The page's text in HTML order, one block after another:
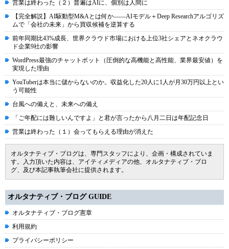
営業は終わった（２）普遍はAIに、個別は人間に
【完全解説】AI駆動型M&Aとは何か――AIモデル＋Deep Researchアルゴリズ
ムで「会社の未来」から買収候補を逆算する
前年同期比43%成長、世界クラウド市場における上位3社シェアとネオクラウ
ド企業9社の影響
WordPress最強のチャットボット（圧倒的な高機能と高性能、業界最安値）を
実現した理由
YouTuberは本当に儲からないのか。収益化した20人に1人が月30万円以上とい
う可能性
台風への備えと、未来への備え
「ご年配には難しいんですよ」と君が言ったから八月二日は年配記念日
営業は終わった（１）会ってもらえる理由が消えた
オルタナティブ・ブログは、専門スタッフにより、企画・構成されていま
す。入力頂いた内容は、アイティメディアの他、オルタナティブ・ブロ
グ、及び本記事執筆会社に提供されます。
オルタナティブ・ブログ GUIDE
オルタナティブ・ブログ憲章
利用規約
プライバシーポリシー